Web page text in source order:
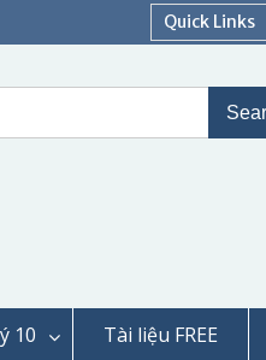
Quick Links
10 Tài liệu FREE